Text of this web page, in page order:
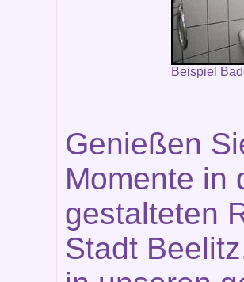
Beispiel
Genießen
Momente in
gestalteten
Stadt